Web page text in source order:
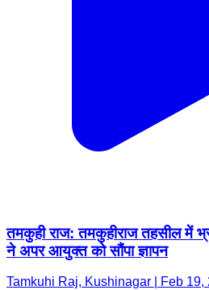
तमकुही राज: तमकुहीराज तहसील में
ने अपर आयुक्त को सौंपा ज्ञापन
Tamkuhi Raj, Kushinagar | Feb 19,